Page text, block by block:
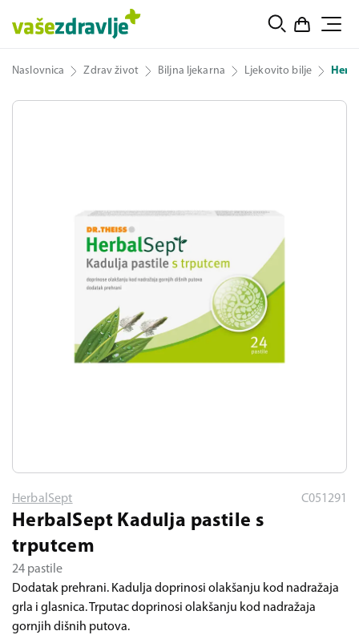
Naslovnica Zdrav život Biljna ljekarna Ljekovito bilje
HerbalSept C051291
HerbalSept Kadulja pastile s
trputcem
24 pastile
Dodatak prehrani. Kadulja doprinosi olakšanju kod nadražaja
grla i glasnica. Trputac doprinosi olakšanju kod nadražaja
gornjih dišnih putova.